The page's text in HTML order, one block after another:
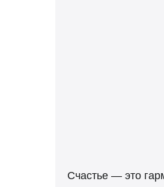
Счастье — это